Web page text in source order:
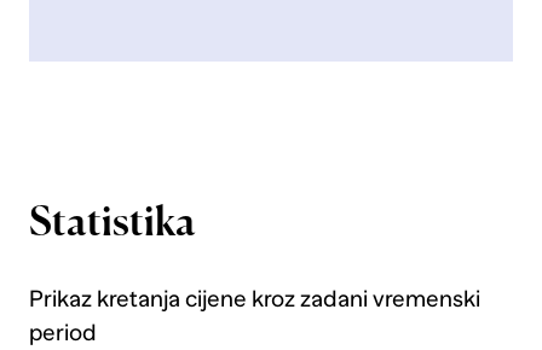
Statistika
Prikaz kretanja cijene kroz zadani vremenski
period